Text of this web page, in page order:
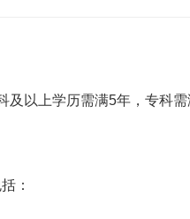
以上学历需满5年，专科需
：